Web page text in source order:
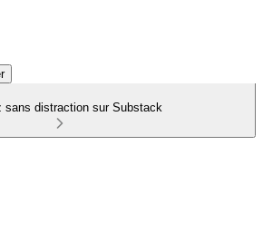
sans distraction sur Substack